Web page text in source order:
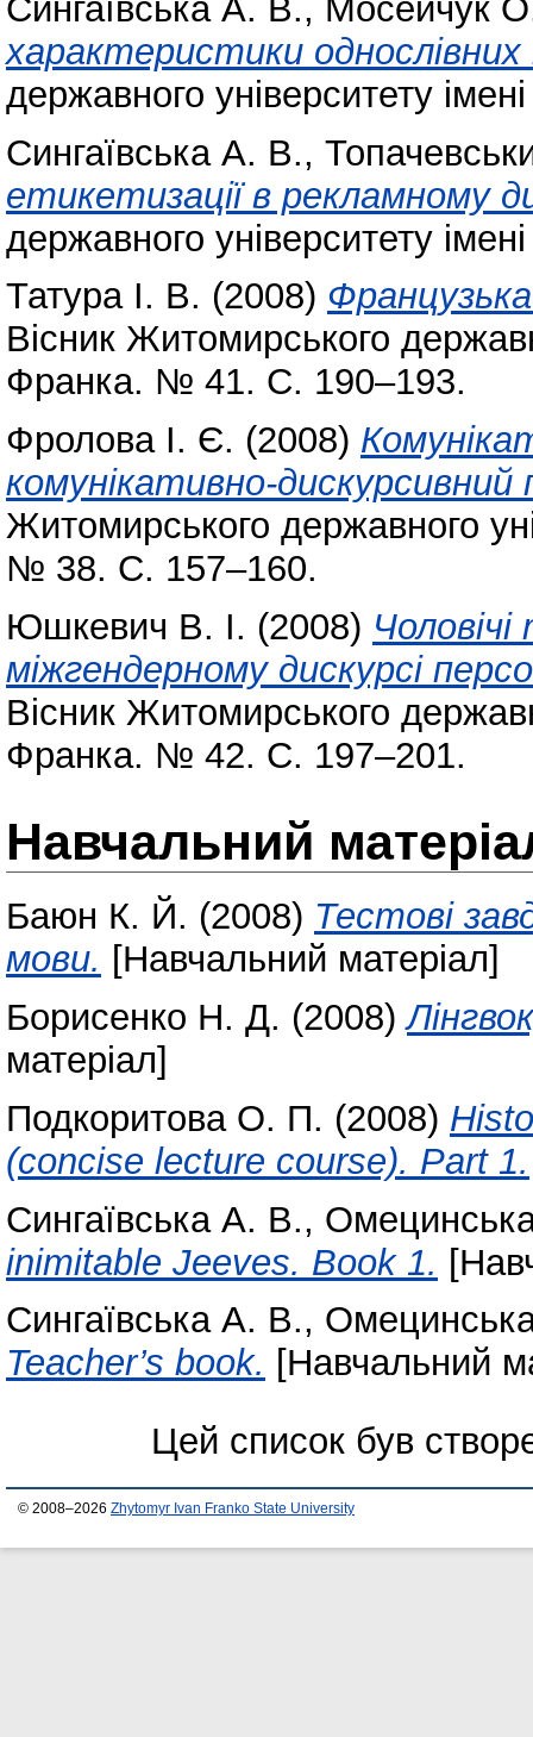
Сингаївська А. В., Мосейчук
характеристики однослівних
державного університету
Сингаївська А. В.,
етикетизації в рекламному
державного університету
Татура І. В. (2008)
Вісник Житомирського
Франка. № 41. С. 190–193.
Фролова І. Є. (2008)
комунікативно-дискурсивний
Житомирського державного
№ 38. С. 157–160.
Юшкевич В. І. (2008)
міжгендерному дискурсі
Вісник Житомирського
Франка. № 42. С. 197–201.
Навчальний
Баюн К. Й. (2008) Тестові
мови. [Навчальний матеріал]
Борисенко Н. Д. (2008)
матеріал]
Подкоритова О. П. (2008)
(concise lecture course). Part 1.
Сингаївська А. В.,
inimitable Jeeves. Book 1.
Сингаївська А. В.,
Teacher’s book. [Навчальний
Цей список був
© 2008–2026 Zhytomyr Ivan Franko State University